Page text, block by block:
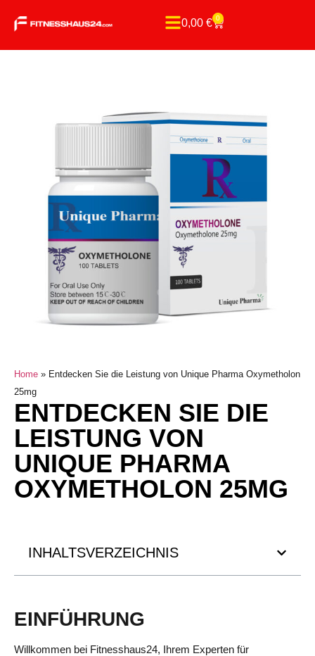
0,00 € 0
Home » Entdecken Sie die Leistung von Unique Pharma Oxymetholon
25mg
ENTDECKEN SIE DIE
LEISTUNG VON
UNIQUE PHARMA
OXYMETHOLON 25MG
INHALTSVERZEICHNIS
EINFÜHRUNG
Willkommen bei Fitnesshaus24, Ihrem Experten für